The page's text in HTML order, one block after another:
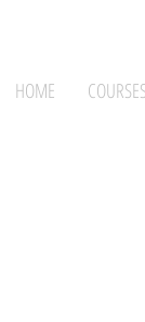
HOME COURSES